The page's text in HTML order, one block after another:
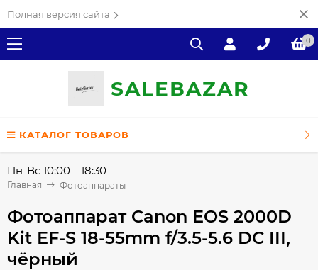
Полная версия сайта
0
SALEВAZAR
КАТАЛОГ ТОВАРОВ
Пн-Вс 10:00—18:30
Главная Фотоаппараты
Фотоаппарат Canon EOS 2000D
Kit EF-S 18-55mm f/3.5-5.6 DC III,
чёрный